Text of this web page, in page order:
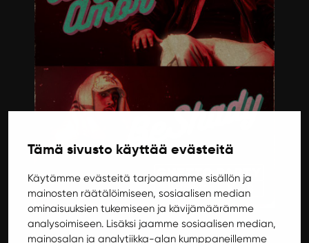
Tämä sivusto käyttää evästeitä
Käytämme evästeitä tarjoamamme sisällön ja
mainosten räätälöimiseen, sosiaalisen median
ominaisuuksien tukemiseen ja kävijämäärämme
analysoimiseen. Lisäksi jaamme sosiaalisen median,
mainosalan ja analytiikka-alan kumppaneillemme